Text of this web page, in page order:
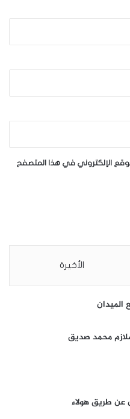
الإلكتروني في هذا المتصفح
الأخيرة
الميدان
محمد صديق
عن طريق هولاء